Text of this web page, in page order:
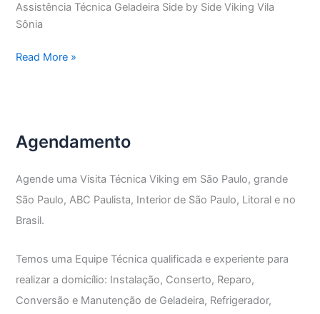
Assistência Técnica Geladeira Side by Side Viking Vila
Sônia
Assistência
Side
Read More »
Agendamento
Agende uma Visita Técnica Viking em São Paulo, grande
São Paulo, ABC Paulista, Interior de São Paulo, Litoral e no
Brasil.
Temos uma Equipe Técnica qualificada e experiente para
realizar a domicílio: Instalação, Conserto, Reparo,
Conversão e Manutenção de Geladeira, Refrigerador,